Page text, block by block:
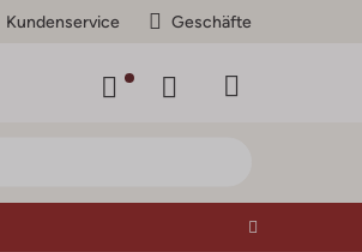
Kundenservice Geschäfte